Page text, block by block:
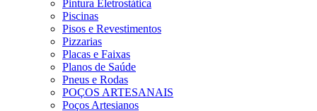
Pintura Eletrostática
Piscinas
Pisos e Revestimentos
Pizzarias
Placas e Faixas
Planos de Saúde
Pneus e Rodas
POÇOS ARTESANAIS
Poços Artesianos